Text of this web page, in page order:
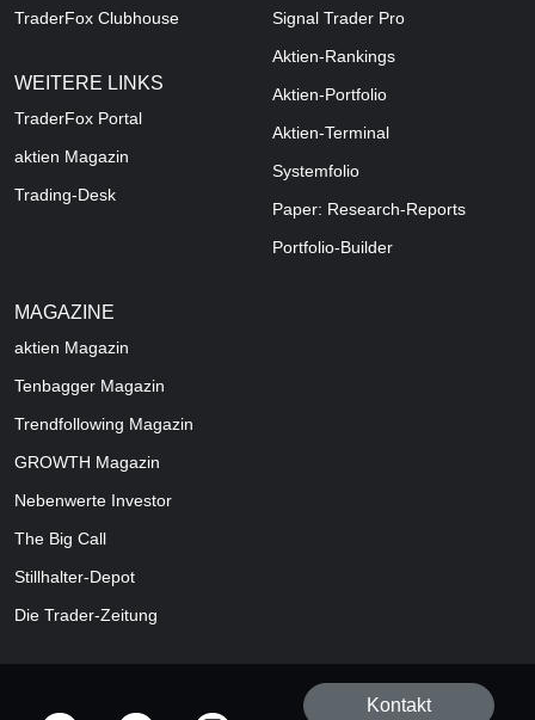
TraderFox Clubhouse
WEITERE LINKS
TraderFox Portal
aktien Magazin
Trading-Desk
Signal Trader Pro
Aktien-Rankings
Aktien-Portfolio
Aktien-Terminal
Systemfolio
Paper: Research-Reports
Portfolio-Builder
MAGAZINE
aktien Magazin
Tenbagger Magazin
Trendfollowing Magazin
GROWTH Magazin
Nebenwerte Investor
The Big Call
Stillhalter-Depot
Die Trader-Zeitung
Kontakt